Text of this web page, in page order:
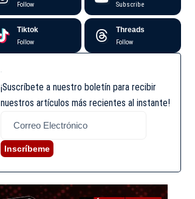
Follow Subscribe
Tiktok
Follow
Threads
Follow
¡Suscríbete a nuestro boletín para recibir
nuestros artículos más recientes al instante!
Inscríbeme